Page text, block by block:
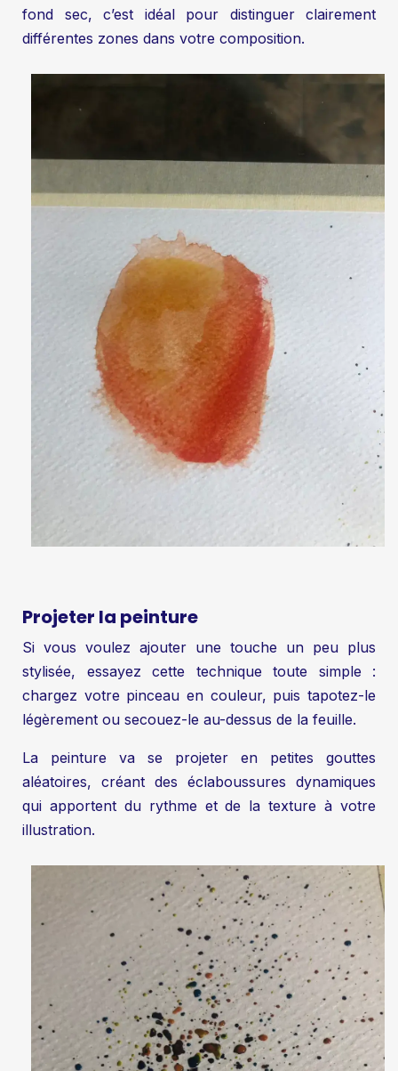
fond sec, c’est idéal pour distinguer clairement
différentes zones dans votre composition.
Projeter la peinture
Si vous voulez ajouter une touche un peu plus
stylisée, essayez cette technique toute simple :
chargez votre pinceau en couleur, puis tapotez-le
légèrement ou secouez-le au-dessus de la feuille.
La peinture va se projeter en petites gouttes
aléatoires, créant des éclaboussures dynamiques
qui apportent du rythme et de la texture à votre
illustration.